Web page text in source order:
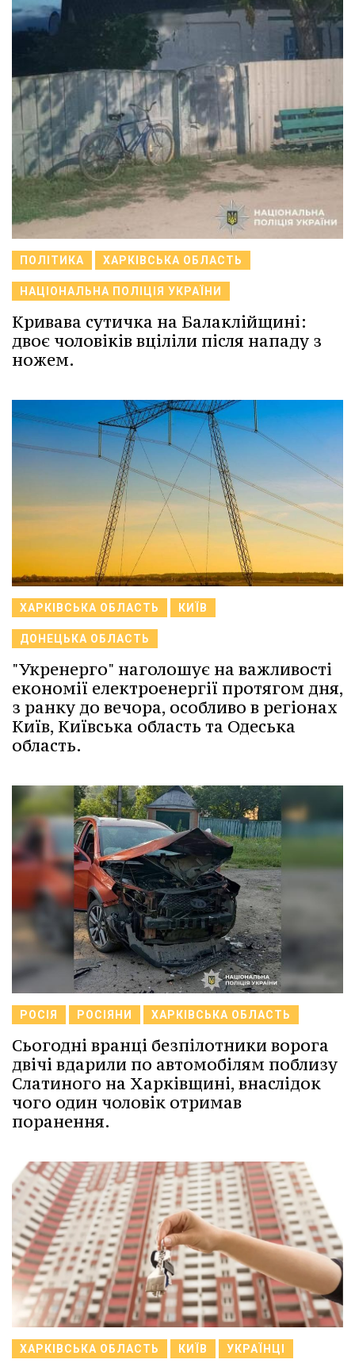
ПОЛІТИКА ХАРКІВСЬКА ОБЛАСТЬ
НАЦІОНАЛЬНА ПОЛІЦІЯ УКРАЇНИ
Кривава сутичка на Балаклійщині:
двоє чоловіків вціліли після нападу з
ножем.
ХАРКІВСЬКА ОБЛАСТЬ КИЇВ
ДОНЕЦЬКА ОБЛАСТЬ
"Укренерго" наголошує на важливості
економії електроенергії протягом дня,
з ранку до вечора, особливо в регіонах
Київ, Київська область та Одеська
область.
РОСІЯ РОСІЯНИ ХАРКІВСЬКА ОБЛАСТЬ
Сьогодні вранці безпілотники ворога
двічі вдарили по автомобілям поблизу
Слатиного на Харківщині, внаслідок
чого один чоловік отримав
поранення.
ХАРКІВСЬКА ОБЛАСТЬ КИЇВ УКРАЇНЦІ